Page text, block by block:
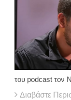
του podcast τον
Διαβάστε